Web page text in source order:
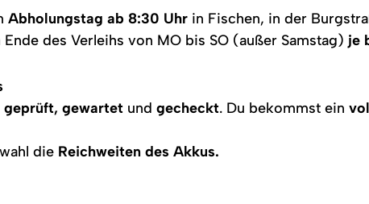
Abholungstag ab 8:30 Uhr in Fischen, in der
des Verleihs von MO bis SO (außer Samstag) je
geprüft, gewartet undgecheckt. Du bekommst ein
die Reichweiten des Akkus.